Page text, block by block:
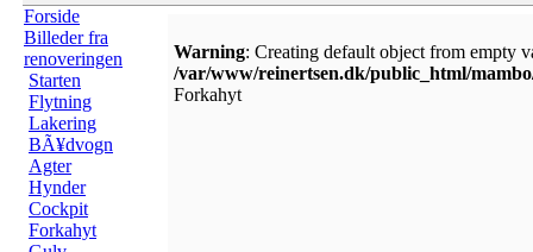
Forside
Billeder fra
renoveringen
Starten
Flytning
Lakering
BÃ¥dvogn
Agter
Hynder
Cockpit
Forkahyt
Warning: Creating default object from empty
/var/www/reinertsen.dk/public_html/
Forkahyt